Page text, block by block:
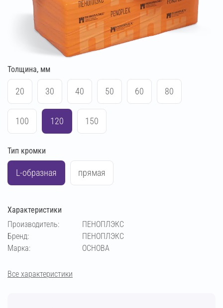
Толщина, мм
20 30 40 50 60 80
100 120 150
Тип кромки
L-образная прямая
Характеристики
Производитель:
ПЕНОПЛЭКС
Бренд:
ПЕНОПЛЭКС
Марка:
ОСНОВА
Все характеристики